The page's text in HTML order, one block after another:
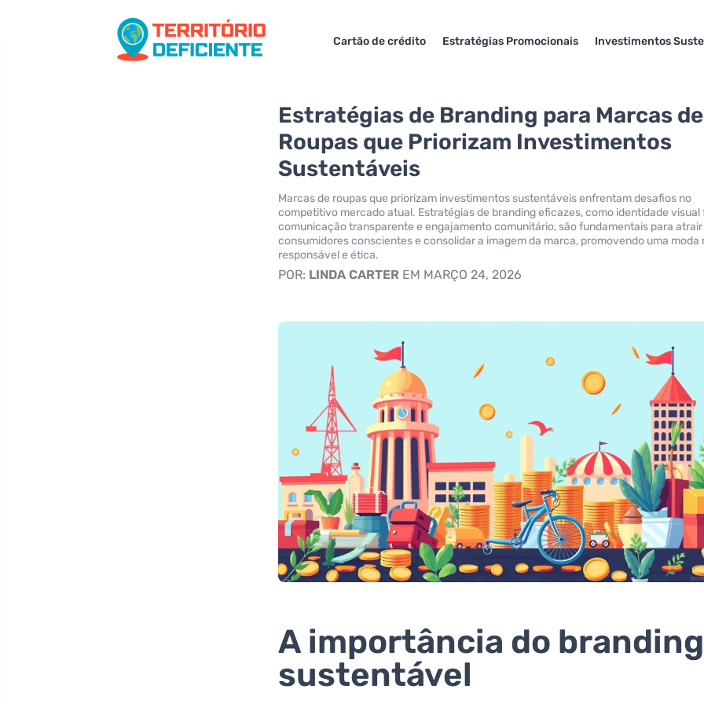
Cartão de crédito Estratégias Promocionais Investimentos
Estratégias de Branding para Marcas de
Roupas que Priorizam Investimentos
Sustentáveis
Marcas de roupas que priorizam investimentos sustentáveis enfrentam desafios no
competitivo mercado atual. Estratégias de branding eficazes, como identidade visual
comunicação transparente e engajamento comunitário, são fundamentais para atrair
consumidores conscientes e consolidar a imagem da marca, promovendo uma moda
responsável e ética.
POR: LINDA CARTER EM MARÇO 24, 2026
A importância do branding
sustentável